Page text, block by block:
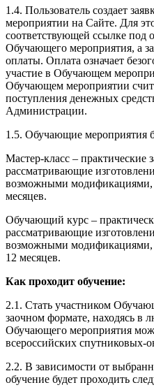
1.4. Пользователь создает
мероприятии на Сайте. Для
соответствующей ссылке под
Обучающего мероприятия, а
оплаты. Оплата означает
участие в Обучающем
Обучающем мероприятии
поступления денежных
Администрации.
1.5. Обучающие мероприятия
Мастер-класс – практические
рассматривающие
возможными модификациями,
месяцев.
Обучающий курс –
рассматривающие
возможными модификациями,
12 месяцев.
Как проходит обучение:
2.1. Стать участником
заочном формате, находясь в
Обучающего мероприятия
всероссийских спутниковых-
2.2. В зависимости от
обучение будет проходить